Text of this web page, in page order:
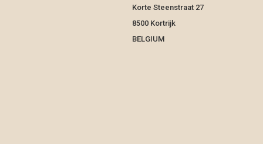
Korte Steenstraat 27
8500 Kortrijk
BELGIUM